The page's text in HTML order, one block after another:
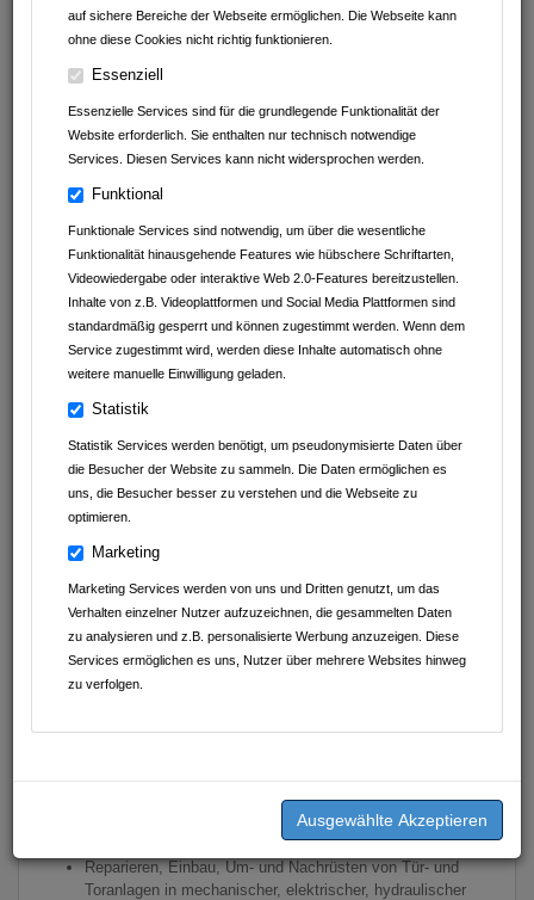
auf sichere Bereiche der Webseite ermöglichen. Die Webseite kann
ohne diese Cookies nicht richtig funktionieren.
Essenziell
Essenzielle Services sind für die grundlegende Funktionalität der
Website erforderlich. Sie enthalten nur technisch notwendige
Services. Diesen Services kann nicht widersprochen werden.
Funktional
Funktionale Services sind notwendig, um über die wesentliche
Funktionalität hinausgehende Features wie hübschere Schriftarten,
Videowiedergabe oder interaktive Web 2.0-Features bereitzustellen.
Inhalte von z.B. Videoplattformen und Social Media Plattformen sind
standardmäßig gesperrt und können zugestimmt werden. Wenn dem
Service zugestimmt wird, werden diese Inhalte automatisch ohne
weitere manuelle Einwilligung geladen.
Statistik
Statistik Services werden benötigt, um pseudonymisierte Daten über
die Besucher der Website zu sammeln. Die Daten ermöglichen es
uns, die Besucher besser zu verstehen und die Webseite zu
optimieren.
Marketing
Marketing Services werden von uns und Dritten genutzt, um das
Verhalten einzelner Nutzer aufzuzeichnen, die gesammelten Daten
zu analysieren und z.B. personalisierte Werbung anzuzeigen. Diese
Services ermöglichen es uns, Nutzer über mehrere Websites hinweg
zu verfolgen.
ATC Armoloy Technology Coatings GmbH & Co.KG
BAUMGÄRTNER & SCHULZ METALLBAU GmbH
Müller Reisen
Autohaus Schwarz GmbH&Co.KG
Klein Tortechnik Service
Wir suchen ab
sofort:Elektriker /
Mechatroniker als
Servicetechniker in Vollzeit
Deine Aufgaben umfassen:
Reparieren, Einbau, Um- und Nachrüsten von Tür- und
Toranlagen in mechanischer, elektrischer, hydraulischer